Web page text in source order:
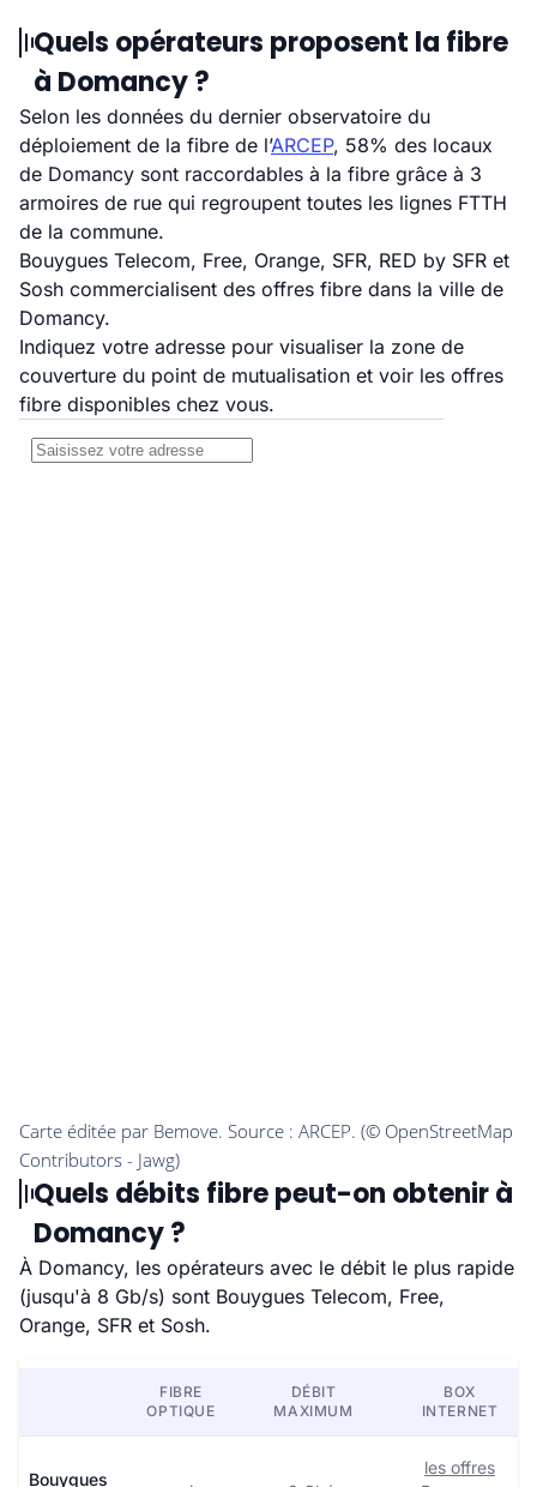
Quels opérateurs proposent la fibre
à Domancy ?
Selon les données du dernier observatoire du
déploiement de la fibre de l’ARCEP, 58% des locaux
de Domancy sont raccordables à la fibre grâce à 3
armoires de rue qui regroupent toutes les lignes FTTH
de la commune.
Bouygues Telecom, Free, Orange, SFR, RED by SFR et
Sosh commercialisent des offres fibre dans la ville de
Domancy.
Indiquez votre adresse pour visualiser la zone de
couverture du point de mutualisation et voir les offres
fibre disponibles chez vous.
Quels débits fibre peut-on obtenir à
Domancy ?
À Domancy, les opérateurs avec le débit le plus rapide
(jusqu'à 8 Gb/s) sont Bouygues Telecom, Free,
Orange, SFR et Sosh.
FIBRE
OPTIQUE
DÉBIT
MAXIMUM
BOX
INTERNET
Bouygues
les offres